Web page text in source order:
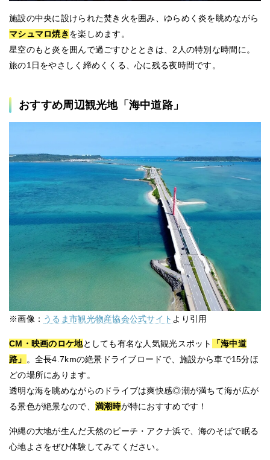
施設の中央に設けられた焚き火を囲み、ゆらめく炎を眺めながら
マシュマロ焼きを楽しめます。
星空のもと炎を囲んで過ごすひとときは、2人の特別な時間に。
旅の1日をやさしく締めくくる、心に残る夜時間です。
おすすめ周辺観光地「海中道路」
※画像： うるま市観光物産協会公式サイト より引用
CM・映画のロケ地としても有名な人気観光スポット
「海中道
路」 。全長4.7kmの絶景ドライブロードで、施設から車で15分ほ
どの場所にあります。
透明な海を眺めながらのドライブは爽快感◎潮が満ちて海が広が
る景色が絶景なので、 満潮時が特におすすめです！
沖縄の大地が生んだ天然のビーチ・アクナ浜で、海のそばで眠る
心地よさをぜひ体験してみてください。